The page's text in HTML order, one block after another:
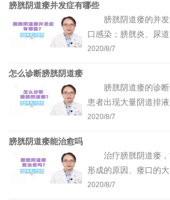
者还可出现逆行感染，
症，甚至出现肾盂肾
水等严重并发症；其
阴道后，会对外阴和
的生活质量。
膀胱阴道瘘并发症有哪些
膀胱阴道瘘的并发
口感染；膀胱炎、尿
患者甚至还可逆行感
此，如果出现膀胱阴
时到相关医疗机构进
治疗。
2020/8/7
怎么诊断膀胱阴道瘘
膀胱阴道瘘的诊断
患者出现大量阴道排
都可出现，且排液与
辅助检查，主要是指
胱内，可见蓝色液体
有助于判断瘘口的位
2020/8/7
膀胱阴道瘘能治愈吗
治疗膀胱阴道瘘，
形成的原因、瘘口的
期急性炎症期进行手
2020/8/7